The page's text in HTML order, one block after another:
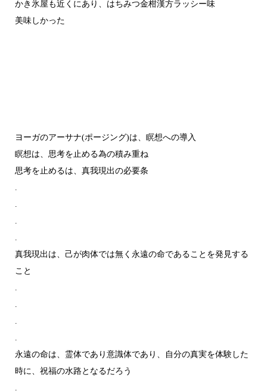
かき氷屋も近くにあり、はちみつ金柑漢方ラッシー味
美味しかった
ヨーガのアーサナ(ポージング)は、瞑想への導入
瞑想は、思考を止める為の積み重ね
思考を止めるは、真我現出の必要条
.
.
.
.
真我現出は、己が肉体では無く永遠の命であることを発見する
こと
.
.
.
.
永遠の命は、霊体であり意識体であり、自分の真実を体験した
時に、祝福の水路となるだろう
.